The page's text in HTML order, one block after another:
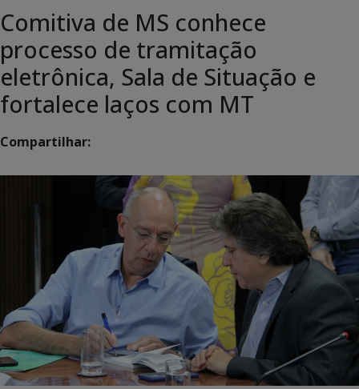
Comitiva de MS conhece
processo de tramitação
eletrônica, Sala de Situação e
fortalece laços com MT
Compartilhar: